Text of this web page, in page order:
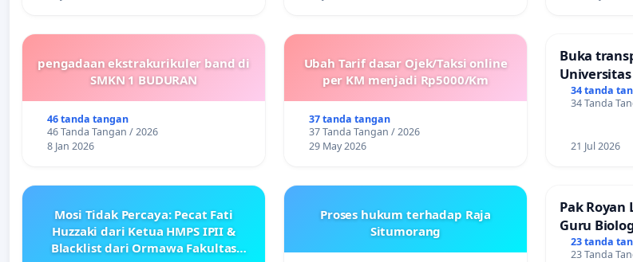
pengadaan ekstrakurikuler band di
SMKN 1 BUDURAN
46 tanda tangan
46 Tanda Tangan / 2026
8 Jan 2026
Ubah Tarif dasar Ojek/Taksi online
per KM menjadi Rp5000/Km
37 tanda tangan
37 Tanda Tangan / 2026
29 May 2026
Buka
34 tanda
34 Tanda
21 Jul 2026
Mosi Tidak Percaya: Pecat Fati
Huzzaki dari Ketua HMPS IPII &
Blacklist dari Ormawa Fakultas
Proses hukum terhadap Raja
Situmorang
Pak
Guru
23 tanda
23 Tanda